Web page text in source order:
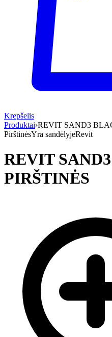
Krepšelis
Produktai›REVIT SAND3
PirštinėsYra sandėlyjeRevit
REVIT
PIRŠTINĖS